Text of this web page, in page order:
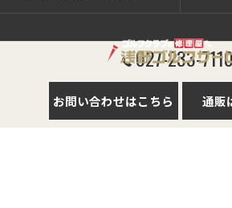
027-233-
お問い合わせはこちら 通販
© 2026 群馬県前橋のゴルフショップなら有限会社浅